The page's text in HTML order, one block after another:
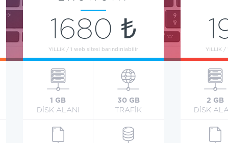
1680 ₺
YILLIK / 1 web sitesi barındırılabilir
1 GB
DİSK ALANI
30 GB
TRAFİK
YILLIK /
2 GB
DİSK